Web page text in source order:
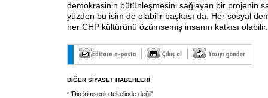
demokrasinin bütünleşmesini sağlayan bir projenin
yüzden bu isim de olabilir başkası da. Her sosyal
her CHP kültürünü özümsemiş insanın katkısı olabilir.
DİĞER SİYASET HABERLERİ
'Din kimsenin tekelinde değil'